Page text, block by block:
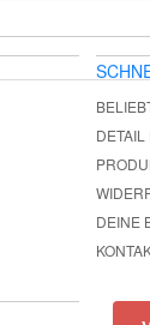
DEINE